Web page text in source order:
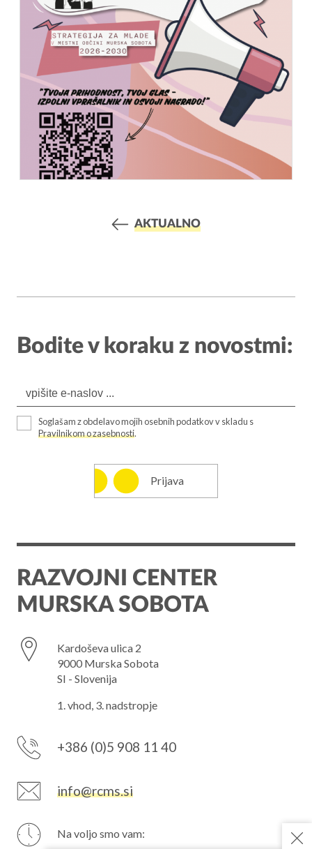
AKTUALNO
Bodite v koraku z novostmi:
Soglašam z obdelavo mojih osebnih podatkov v skladu s
Pravilnikom o zasebnosti.
Prijava
RAZVOJNI CENTER
MURSKA SOBOTA
Kardoševa ulica 2
9000 Murska Sobota
SI - Slovenija
1. vhod, 3. nadstropje
+386 (0)5 908 11 40
info@rcms.si
Na voljo smo vam: